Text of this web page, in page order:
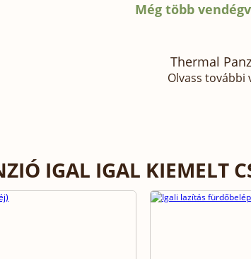
Még több
Thermal
Olvass további
IGAL IGAL KIEMELT